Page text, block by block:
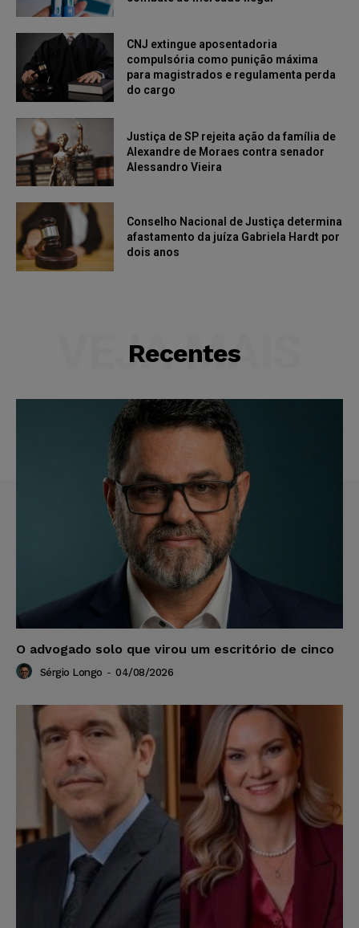
CNJ extingue aposentadoria
compulsória como punição máxima
para magistrados e regulamenta perda
do cargo
Justiça de SP rejeita ação da família de
Alexandre de Moraes contra senador
Alessandro Vieira
Conselho Nacional de Justiça determina
afastamento da juíza Gabriela Hardt por
dois anos
Recentes
VEJA MAIS
O advogado solo que virou um escritório de cinco
Sérgio Longo - 04/08/2026